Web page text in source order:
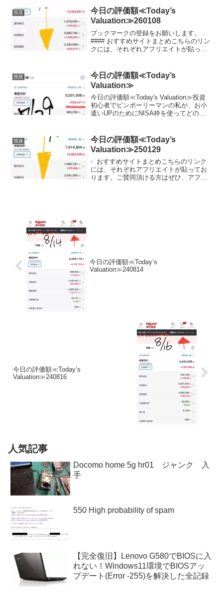
可能！Play to Earn型クイズ...
投資
今日の評価額≪Today’s
Valuation≫260108
ブックマークの登録をお願いします。
#### おすすめサイトまとめこちらのリン
クには、それぞれアフリエイトが貼って
心者でビンボーリーマンの私が、お小遣
いUPのためにNIS...
投資
今日の評価額≪Today’s
Valuation≫
今日の評価額≪Today's Valuation≫投資
初心者でビンボーリーマンの私が、お小
遣いUPのためにNISA枠を使ってどの銘
きるだけ投資に回すようにしています。
終...
投資
今日の評価額≪Today’s
Valuation≫250129
- おすすめサイトまとめこちらのリンク
には、それぞれアフリエイトが貼ってお
ります。ご賛同頂ける方はぜひ、アフリ
今日の評価額≪Today’s
Valuation≫240814
今日の評価額≪Today’s
Valuation≫240816
人気記事
Docomo home 5g hr01 ジャンク 入
手
550 High probability of spam
【完全復旧】Lenovo G580でBIOSに入
れない！Windows11環境でBIOSアッ
プデート(Error -255)を解決した全記録